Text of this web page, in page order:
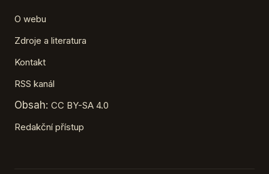
O webu
Zdroje a literatura
Kontakt
RSS kanál
Obsah: CC BY-SA 4.0
Redakční přístup